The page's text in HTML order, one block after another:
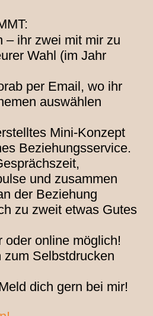
– ihr zwei mit mir zu
Wahl (im Jahr
per Email, wo ihr
auswählen
Mini-Konzept
Beziehungsservice.
und zusammen
der Beziehung
zu zweit etwas Gutes
oder online möglich!
zum Selbstdrucken
dich gern bei mir!